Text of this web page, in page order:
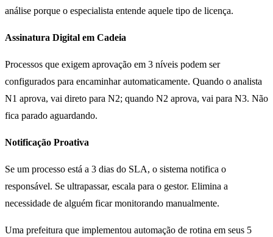
análise porque o especialista entende aquele tipo de licença.
Assinatura Digital em Cadeia
Processos que exigem aprovação em 3 níveis podem ser
configurados para encaminhar automaticamente. Quando o analista
N1 aprova, vai direto para N2; quando N2 aprova, vai para N3. Não
fica parado aguardando.
Notificação Proativa
Se um processo está a 3 dias do SLA, o sistema notifica o
responsável. Se ultrapassar, escala para o gestor. Elimina a
necessidade de alguém ficar monitorando manualmente.
Uma prefeitura que implementou automação de rotina em seus 5